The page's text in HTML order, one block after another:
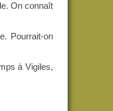
On connaît
Pourrait-on
à Vigiles,